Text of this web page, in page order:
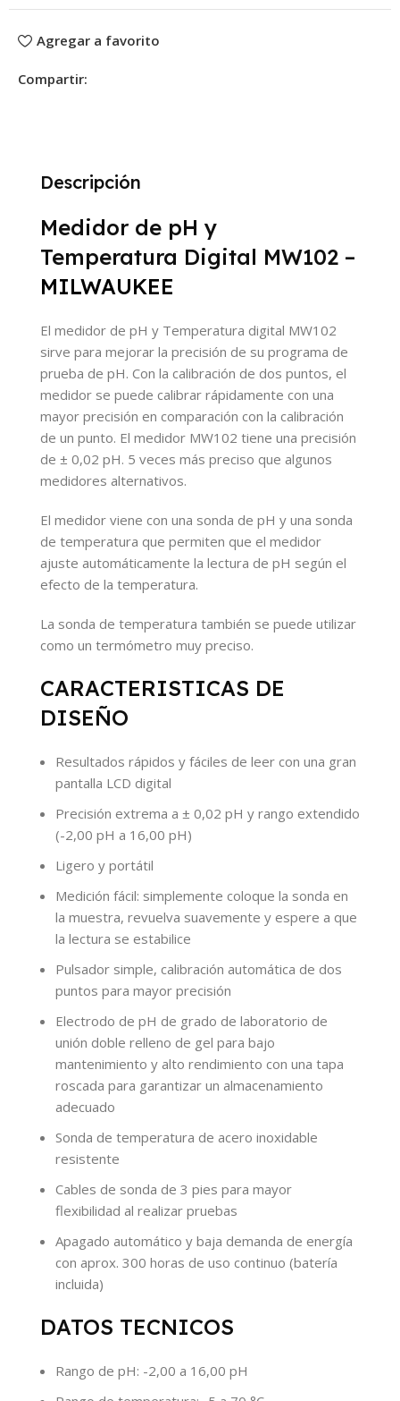
Agregar a favorito
Compartir:
Descripción
Medidor de pH y
Temperatura Digital MW102 –
MILWAUKEE
El medidor de pH y Temperatura digital MW102
sirve para mejorar la precisión de su programa de
prueba de pH. Con la calibración de dos puntos, el
medidor se puede calibrar rápidamente con una
mayor precisión en comparación con la calibración
de un punto. El medidor MW102 tiene una precisión
de ± 0,02 pH. 5 veces más preciso que algunos
medidores alternativos.
El medidor viene con una sonda de pH y una sonda
de temperatura que permiten que el medidor
ajuste automáticamente la lectura de pH según el
efecto de la temperatura.
La sonda de temperatura también se puede utilizar
como un termómetro muy preciso.
CARACTERISTICAS DE
DISEÑO
Resultados rápidos y fáciles de leer con una gran
pantalla LCD digital
Precisión extrema a ± 0,02 pH y rango extendido
(-2,00 pH a 16,00 pH)
Ligero y portátil
Medición fácil: simplemente coloque la sonda en
la muestra, revuelva suavemente y espere a que
la lectura se estabilice
Pulsador simple, calibración automática de dos
puntos para mayor precisión
Electrodo de pH de grado de laboratorio de
unión doble relleno de gel para bajo
mantenimiento y alto rendimiento con una tapa
roscada para garantizar un almacenamiento
adecuado
Sonda de temperatura de acero inoxidable
resistente
Cables de sonda de 3 pies para mayor
flexibilidad al realizar pruebas
Apagado automático y baja demanda de energía
con aprox. 300 horas de uso continuo (batería
incluida)
DATOS TECNICOS
Rango de pH: -2,00 a 16,00 pH